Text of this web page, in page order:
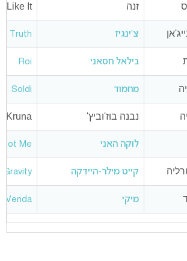
זנה Like It
צ'ינגיז Truth
בילאל חסאני Roi
מחמוד Soldi
נבנה בוז'וביץ' Kruna
לוקה האני Me
קייט מילר-היידקה Gravity
מיקי Venda